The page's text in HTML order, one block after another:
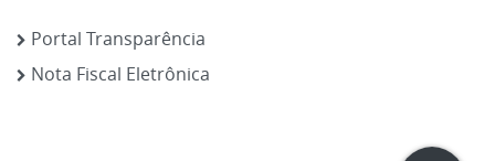
Portal Transparência
Nota Fiscal Eletrônica